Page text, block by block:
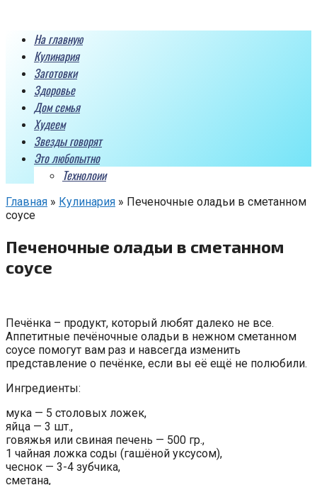
контентуНа главную
Кулинария
Заготовки
Здоровье
Дом семья
Худеем
Звезды говорят
Это любопытно
Технолоии
Главная » Кулинария » Печеночные оладьи в сметанном
соусе
Печеночные оладьи в сметанном
соусе
Печёнка – продукт, который любят далеко не все.
Аппетитные печёночные оладьи в нежном сметанном
соусе помогут вам раз и навсегда изменить
представление о печёнке, если вы её ещё не полюбили.
Ингредиенты:
мука — 5 столовых ложек,
яйца — 3 шт.,
говяжья или свиная печень — 500 гр.,
1 чайная ложка соды (гашёной уксусом),
чеснок — 3-4 зубчика,
сметана,